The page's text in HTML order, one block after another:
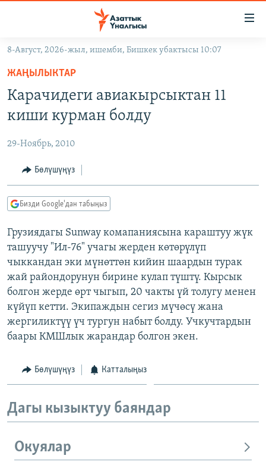
Навигацияга
өтүңүз
Издөөгө
салыңызКЫРГЫЗСТАН
ЭКОНОМИКА
МАДАНИЯТ
ДҮЙНӨ
БОРБОР АЗИЯ
АТАЙЫН ИЛИКТӨӨ
ТВ ПРОГРАММАЛАР
ЭКСПЕРТТЕР ТАЛДАЙТ
БИЗ ЖАНА ДҮЙНӨ
ДАНИСТЕ
ЭЖЕ-СИҢДИЛЕР
АЗАТТЫК+
ЫҢГАЙСЫЗ СУРООЛОР
ӨЗГӨЧӨ ПИКИР
Русский
ОНЛАЙН ШЕРИНЕ
8-Август, 2026-жыл, ишемби, Бишкек убактысы 10:07
ЖАҢЫЛЫКТАР
Карачидеги авиакырсыктан 11
киши курман болду
29-Ноябрь, 2010
Бөлүшүңүз
Бизди Google'дан табыңыз
Грузиядагы Sunway комапаниясына караштуу жүк
ташуучу "Ил-76" учагы жерден көтөрүлүп
чыккандан эки мүнөттөн кийин шаардын турак
жай райондорунун бирине кулап түштү. Кырсык
болгон жерде өрт чыгып, 20 чакты үй толугу менен
күйүп кетти. Экипаждын сегиз мүчөсү жана
жергиликтүү үч тургун набыт болду. Учкучтардын
баары КМШлык жарандар болгон экен.
Бөлүшүңүз Катталыңыз
Дагы кызыктуу баяндар
Окуялар